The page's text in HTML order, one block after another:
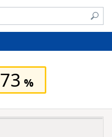
73